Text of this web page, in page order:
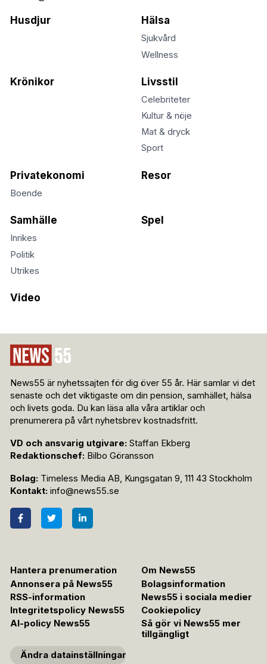
Husdjur Hälsa
Sjukvård
Wellness
Krönikor Livsstil
Celebriteter
Kultur & nöje
Mat & dryck
Sport
Privatekonomi
Boende
Resor
Samhälle
Inrikes
Politik
Utrikes
Spel
Video
News55 är nyhetssajten för dig över 55 år. Här samlar vi det
senaste och det viktigaste om din pension, samhället, hälsa
och livets goda. Du kan läsa alla våra artiklar och
prenumerera på vårt nyhetsbrev kostnadsfritt.
VD och ansvarig utgivare: Staffan Ekberg
Redaktionschef: Bilbo Göransson
Bolag: Timeless Media AB, Kungsgatan 9, 111 43 Stockholm
Kontakt: info@news55.se
Hantera prenumeration
Om News55
Annonsera på News55
Bolagsinformation
RSS-information
News55 i sociala medier
Integritetspolicy News55
Cookiepolicy
AI-policy News55
Så gör vi News55 mer
tillgängligt
Ändra datainställningar